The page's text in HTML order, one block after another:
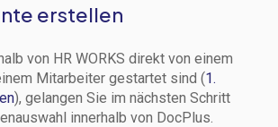
erstellen
von HR WORKS direkt von einem
Mitarbeiter gestartet sind (1.
), gelangen Sie im nächsten Schritt
innerhalb von DocPlus.